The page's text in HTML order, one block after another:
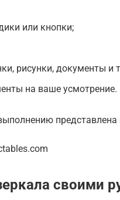
или кнопки;
рисунки, документы и
на ваше усмотрение.
представлена
своими